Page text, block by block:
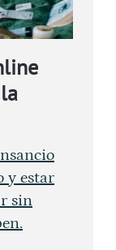
y estar
sin